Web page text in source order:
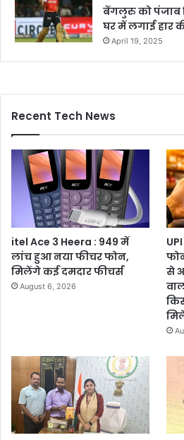
बेंगलुरु को पंजाब
घर में लगाई हार
April 19, 2025
Recent Tech News
itel Ace 3 Heera : 949 में
लांच हुआ नया फीचर फोन,
मिलेंगे कई दमदार फीचर्स
August 6, 2026
से